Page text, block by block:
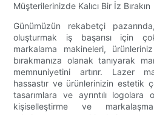
Müşterilerinizde Kalıcı Bir İz Bırakın
Günümüzün rekabetçi
oluşturmak iş başarısı için
markalama makineleri,
bırakmanıza olanak tanıyarak
memnuniyetini artırır. Lazer
hassastır ve ürünlerinizin estetik
tasarımlara ve ayrıntılı
kişiselleştirme ve